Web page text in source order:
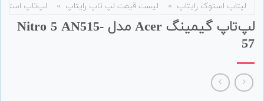
لپتاپ استوک رایتاپ » لیست قیمت لپ تاپ رایتاپ » لپ‌تاپ
لپ‌تاپ گیمینگ Acer مدل Nitro 5 AN515-
57